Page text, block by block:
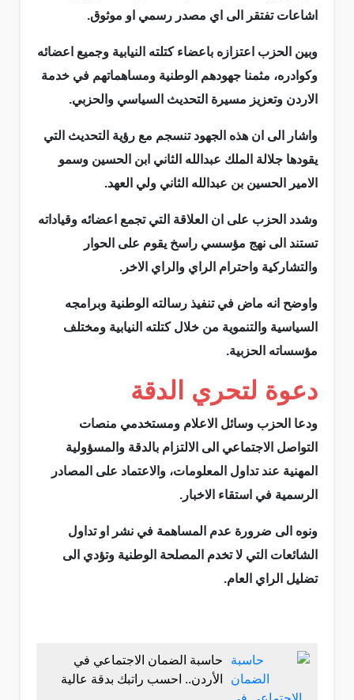
اشاعات تفتقر الى اي مصدر رسمي او موثوق.
وبين الحزب اعتزازه باعضاء كتلته النيابية وجميع اعضائه
وكوادره، مثمنا جهودهم الوطنية ومساهماتهم في خدمة
الاردن وتعزيز مسيرة التحديث السياسي والحزبي.
واشار الى ان هذه الجهود تنسجم مع رؤية التحديث التي
يقودها جلالة الملك عبدالله الثاني ابن الحسين وسمو
الامير الحسين بن عبدالله الثاني ولي العهد.
وشدد الحزب على ان العلاقة التي تجمع اعضائه وقياداته
تستند الى نهج مؤسسي راسخ يقوم على الحوار
والتشاركية واحترام الراي والراي الاخر.
واوضح انه ماض في تنفيذ رسالته الوطنية وبرامجه
السياسية والتنموية من خلال كتلته النيابية ومختلف
مؤسساته الحزبية.
دعوة لتحري الدقة
ودعا الحزب وسائل الاعلام ومستخدمي منصات
التواصل الاجتماعي الى الالتزام بالدقة والمسؤولية
المهنية عند تداول المعلومات، والاعتماد على المصادر
الرسمية في استقاء الاخبار.
ونوه الى ضرورة عدم المساهمة في نشر او تداول
الشائعات التي لا تخدم المصلحة الوطنية وتؤدي الى
تضليل الراي العام.
حاسبة الضمان الاجتماعي في
الأردن.. احسب راتبك بدقة عالية